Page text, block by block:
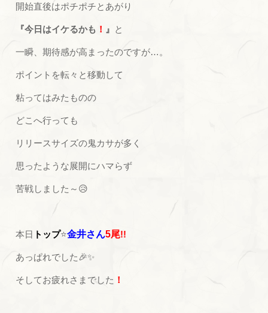
開始直後はポチポチとあがり
『今日はイケるかも ！ 』 と
一瞬、期待感が高まったのですが…。
ポイントを転々と移動して
粘ってはみたものの
どこへ行っても
リリースサイズの鬼カサが多く
思ったような展開にハマらず
苦戦しました～😥
本日 トップ⭐金井さん5尾!!
あっぱれでした🎉✨
そしてお疲れさまでした ！